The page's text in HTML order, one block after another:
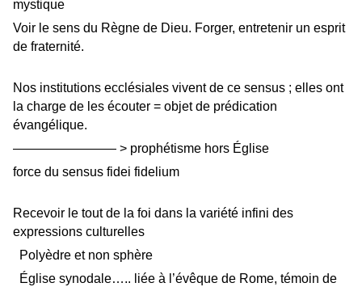
mystique
Voir le sens du Règne de Dieu. Forger, entretenir un esprit
de fraternité.
Nos institutions ecclésiales vivent de ce sensus ; elles ont
la charge de les écouter = objet de prédication
évangélique.
———————— > prophétisme hors Église
force du sensus fidei fidelium
Recevoir le tout de la foi dans la variété infini des
expressions culturelles
Polyèdre et non sphère
Église synodale….. liée à l’évêque de Rome, témoin de